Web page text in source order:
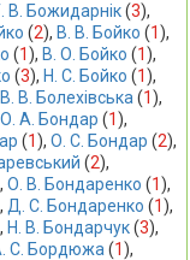
В. Божидарнік (3),
(2), В. В. Бойко (1),
(1), В. О. Бойко (1),
(3), Н. С. Бойко (1),
В. В. Болехівська (1),
О. А. Бондар (1),
(1), О. С. Бондар (2),
(2),
О. В. Бондаренко (1),
Д. С. Бондаренко (1),
Н. В. Бондарчук (3),
С. Бордюжа (1),